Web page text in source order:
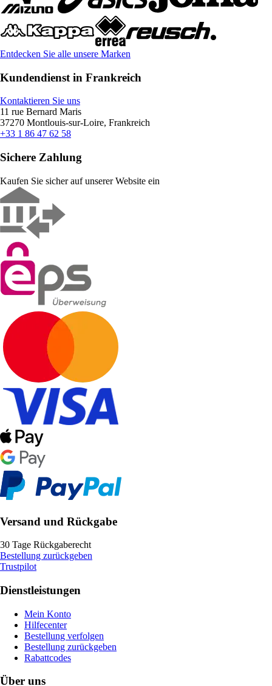
Entdecken Sie alle unsere Marken
Kundendienst in Frankreich
Kontaktieren Sie uns
11 rue Bernard Maris
37270 Montlouis-sur-Loire, Frankreich
+33 1 86 47 62 58
Sichere Zahlung
Kaufen Sie sicher auf unserer Website ein
Versand und Rückgabe
30 Tage Rückgaberecht
Bestellung zurückgeben
Trustpilot
Dienstleistungen
Mein Konto
Hilfecenter
Bestellung verfolgen
Bestellung zurückgeben
Rabattcodes
Über uns